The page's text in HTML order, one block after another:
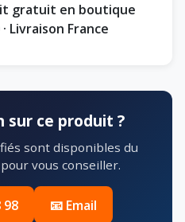
gratuit en boutique
· Livraison France
sur ce produit ?
sont disponibles du
vous conseiller.
98 📧 Email